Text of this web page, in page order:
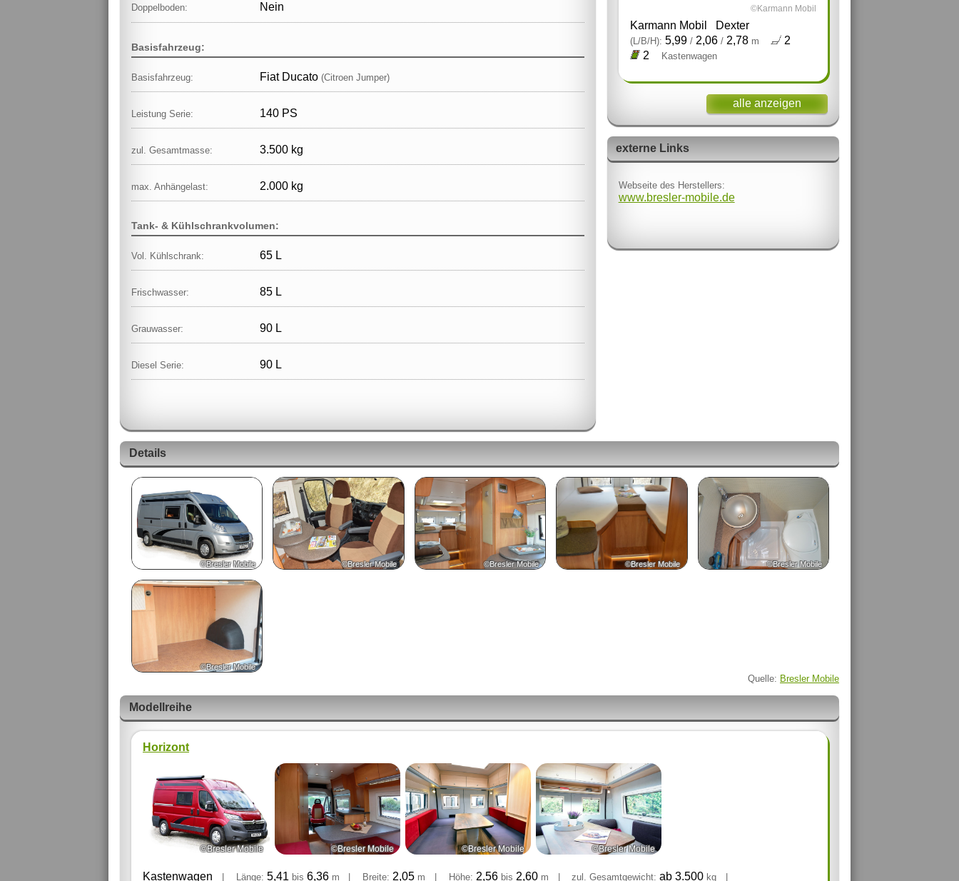
Doppelboden: Nein
Basisfahrzeug:
Basisfahrzeug: Fiat Ducato (Citroen Jumper)
Leistung Serie: 140 PS
zul. Gesamtmasse: 3.500 kg
max. Anhängelast: 2.000 kg
Tank- & Kühlschrankvolumen:
Vol. Kühlschrank: 65 L
Frischwasser: 85 L
Grauwasser: 90 L
Diesel Serie: 90 L
©Karmann Mobil
Karmann Mobil Dexter
(L/B/H): 5,99 /2,06 /2,78 m
2
2
Kastenwagen
alle anzeigen
externe Links
Webseite des Herstellers:
www.bresler-mobile.de
Details
©Bresler Mobile ©Bresler Mobile ©Bresler Mobile ©Bresler Mobile ©Bresler Mobile
©Bresler Mobile
Quelle: Bresler Mobile
Modellreihe
Horizont
©Bresler Mobile ©Bresler Mobile ©Bresler Mobile ©Bresler Mobile
Kastenwagen Länge: 5,41 bis 6,36 m Breite: 2,05 m Höhe: 2,56 bis 2,60 m zul. Gesamtgewicht: ab 3.500 kg